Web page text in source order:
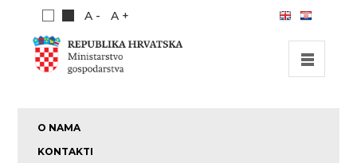
A - A +
O NAMA
KONTAKTI